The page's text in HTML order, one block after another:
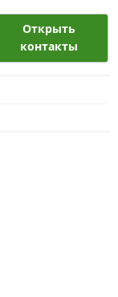
Открыть
контакты